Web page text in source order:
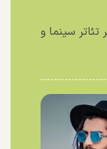
سینما و